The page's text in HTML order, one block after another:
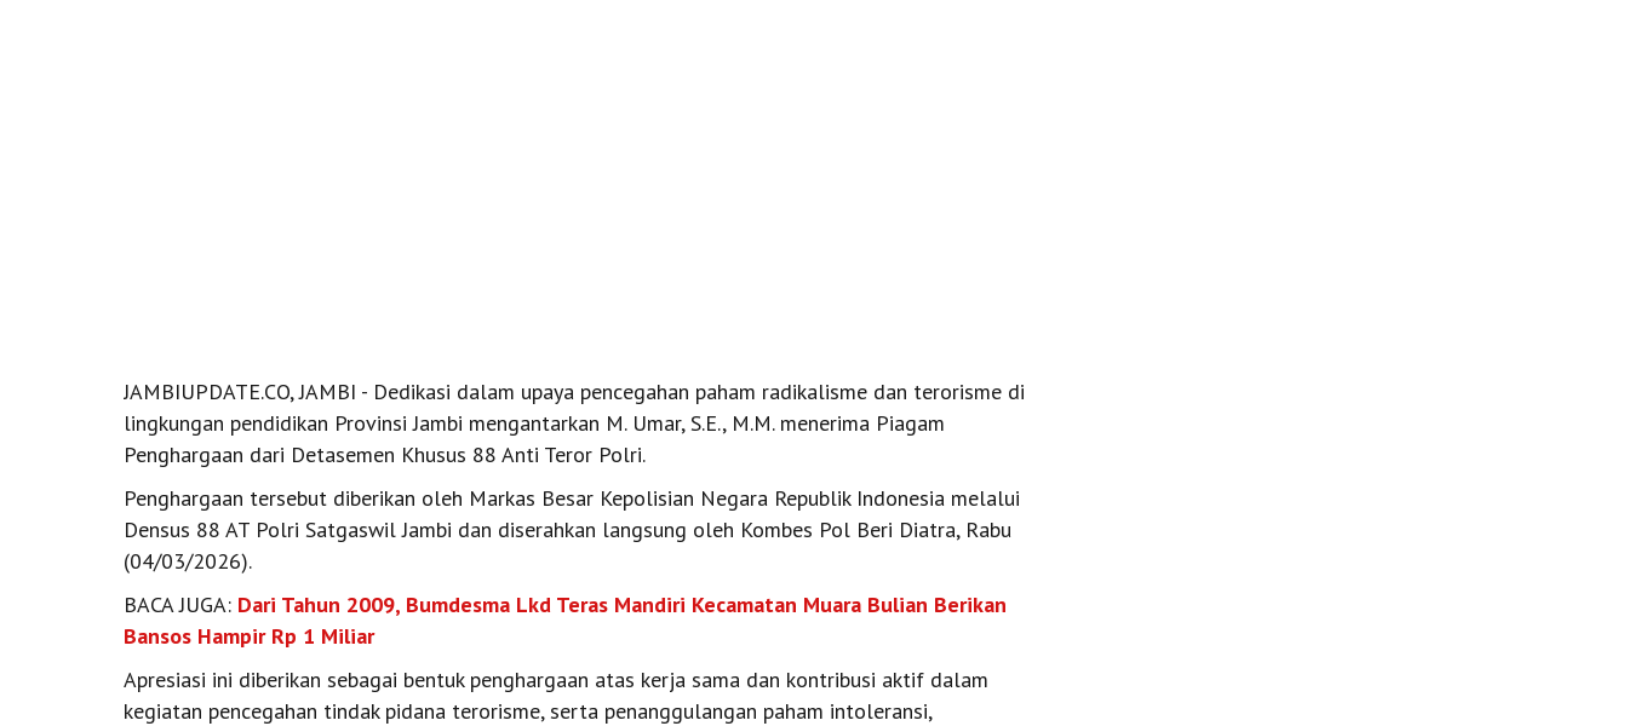
JAMBIUPDATE.CO, JAMBI - Dedikasi dalam upaya pencegahan paham radikalisme dan terorisme di
lingkungan pendidikan Provinsi Jambi mengantarkan M. Umar, S.E., M.M. menerima Piagam
Penghargaan dari Detasemen Khusus 88 Anti Teror Polri.
Penghargaan tersebut diberikan oleh Markas Besar Kepolisian Negara Republik Indonesia melalui
Densus 88 AT Polri Satgaswil Jambi dan diserahkan langsung oleh Kombes Pol Beri Diatra, Rabu
(04/03/2026).
BACA JUGA: Dari Tahun 2009, Bumdesma Lkd Teras Mandiri Kecamatan Muara Bulian Berikan
Bansos Hampir Rp 1 Miliar
Apresiasi ini diberikan sebagai bentuk penghargaan atas kerja sama dan kontribusi aktif dalam
kegiatan pencegahan tindak pidana terorisme, serta penanggulangan paham intoleransi,